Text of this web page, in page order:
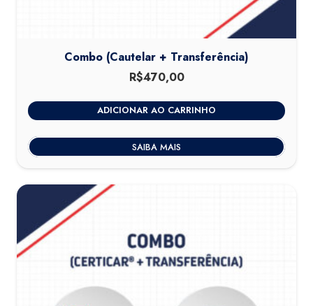
Combo (Cautelar + Transferência)
R$470,00
ADICIONAR AO CARRINHO
SAIBA MAIS